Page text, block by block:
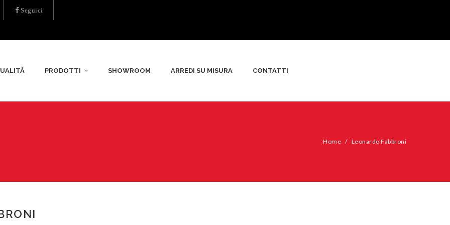
Seguici
PRODOTTI SHOWROOM ARREDI SU MISURA CONTATTI
Home / Leonardo Fabbroni